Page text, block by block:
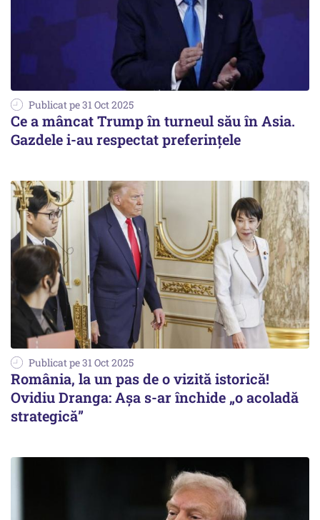
Publicat pe 31 Oct 2025
Ce a mâncat Trump în turneul său în Asia.
Gazdele i-au respectat preferințele
Publicat pe 31 Oct 2025
România, la un pas de o vizită istorică!
Ovidiu Dranga: Așa s-ar închide „o acoladă
strategică”